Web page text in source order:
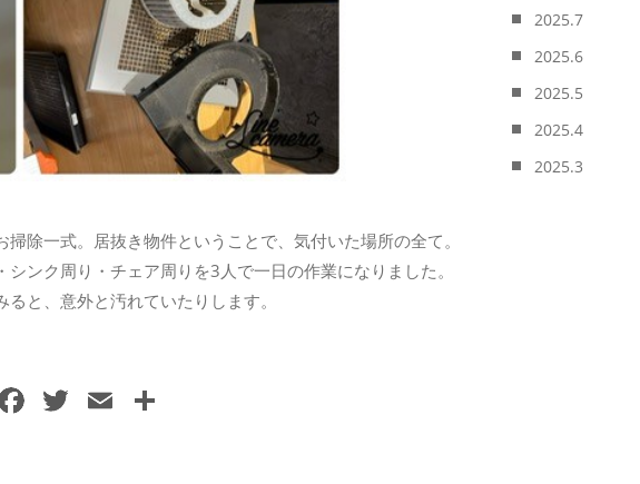
除一式。居抜き物件ということで、気付いた場所の全て。
ンク周り・チェア周りを3人で一日の作業になりました。
と、意外と汚れていたりします。
F T E
2025.7
2025.6
2025.5
2025.4
2025.3